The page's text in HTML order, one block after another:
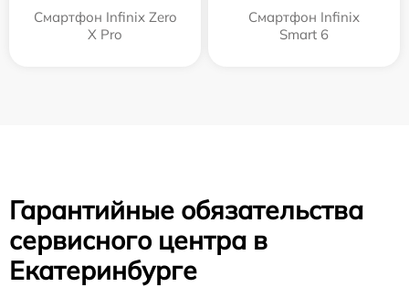
Смартфон Infinix Zero
X Pro
Смартфон Infinix
Smart 6
Гарантийные обязательства
сервисного центра в
Екатеринбурге